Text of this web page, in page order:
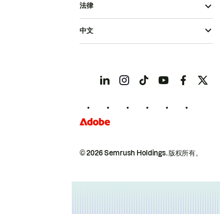
© 2026 Semrush Holdings.版权所有。
法律
中文